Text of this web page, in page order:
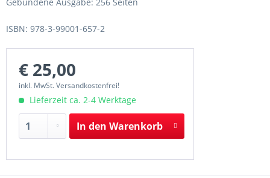
ISBN: 978-3-99001-657-2
€ 25,00
inkl. MwSt. Versandkostenfrei!
Lieferzeit ca. 2-4 Werktage
In den Warenkorb